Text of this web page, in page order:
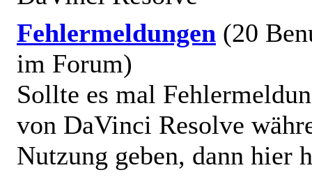
Fehlermeldungen (20
im Forum)
Sollte es mal
von DaVinci Resolve
Nutzung geben, dann hier